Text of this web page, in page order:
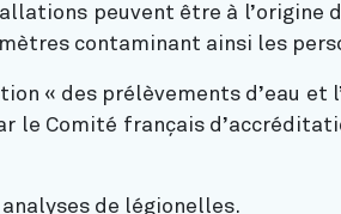
peuvent être à l’origine
contaminant ainsi les
« des prélèvements d’eau et
Comité français
de légionelles.